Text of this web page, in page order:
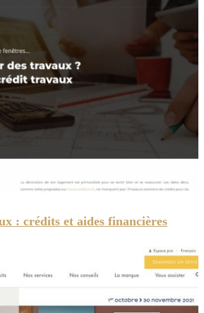
: crédits et aides financières